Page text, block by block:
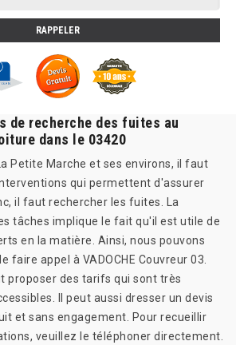
de recherche des fuites au
dans le 03420
Petite Marche et ses environs, il faut
qui permettent d'assurer
il faut rechercher les fuites. La
tâches implique le fait qu'il est utile de
en la matière. Ainsi, nous pouvons
faire appel à VADOCHE Couvreur 03.
proposer des tarifs qui sont très
Il peut aussi dresser un devis
et sans engagement. Pour recueillir
veuillez le téléphoner directement.